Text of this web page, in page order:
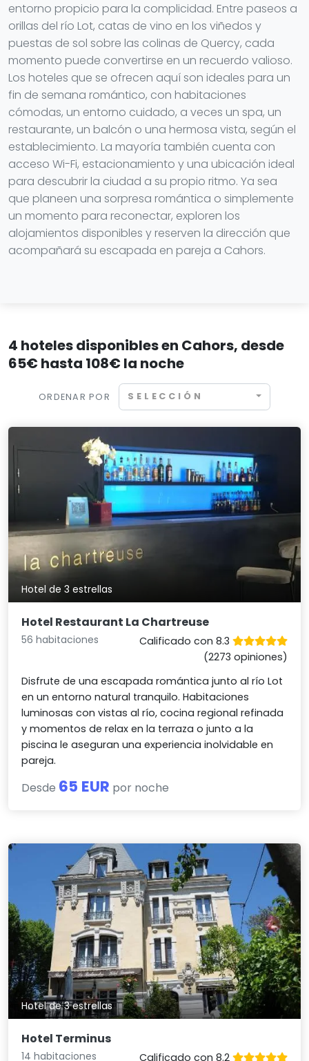
entorno propicio para la complicidad. Entre paseos a
orillas del río Lot, catas de vino en los viñedos y
puestas de sol sobre las colinas de Quercy, cada
momento puede convertirse en un recuerdo valioso.
Los hoteles que se ofrecen aquí son ideales para un
fin de semana romántico, con habitaciones
cómodas, un entorno cuidado, a veces un spa, un
restaurante, un balcón o una hermosa vista, según el
establecimiento. La mayoría también cuenta con
acceso Wi-Fi, estacionamiento y una ubicación ideal
para descubrir la ciudad a su propio ritmo. Ya sea
que planeen una sorpresa romántica o simplemente
un momento para reconectar, exploren los
alojamientos disponibles y reserven la dirección que
acompañará su escapada en pareja a Cahors.
4 hoteles disponibles en Cahors, desde
65€ hasta 108€ la noche
ORDENAR POR SELECCIÓN
Hotel de 3 estrellas
Hotel Restaurant La Chartreuse
56 habitaciones
Calificado con 8.3
(2273 opiniones)
Disfrute de una escapada romántica junto al río Lot
en un entorno natural tranquilo. Habitaciones
luminosas con vistas al río, cocina regional refinada
y momentos de relax en la terraza o junto a la
piscina le aseguran una experiencia inolvidable en
pareja.
Desde 65 EUR por noche
Hotel de 3 estrellas
Hotel Terminus
14 habitaciones Calificado con 8.2